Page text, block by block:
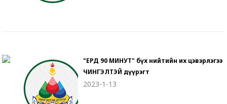
"ЕРДӨӨ 90 МИНУТ" бүх нийтийн их цэвэрлэгээ
ЧИНГЭЛТЭЙ дүүрэгт
2023-1-13